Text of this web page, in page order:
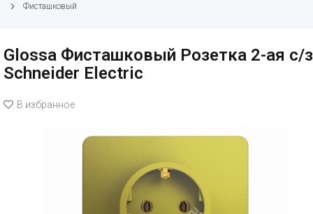
Фисташковый
Glossa Фисташковый Розетка 2-ая с/з
Schneider Electric
В избранное